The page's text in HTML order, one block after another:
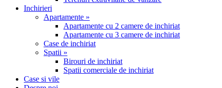
Inchirieri
Apartamente »
Apartamente cu 2 camere de inchiriat
Apartamente cu 3 camere de inchiriat
Case de inchiriat
Spatii »
Birouri de inchiriat
Spatii comerciale de inchiriat
Case si vile